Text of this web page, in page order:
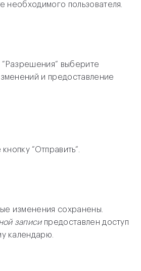
необходимого пользователя.
“Разрешения“ выберите
и предоставление
“Отправить“.
изменения сохранены.
записипредоставлен доступ
календарю.